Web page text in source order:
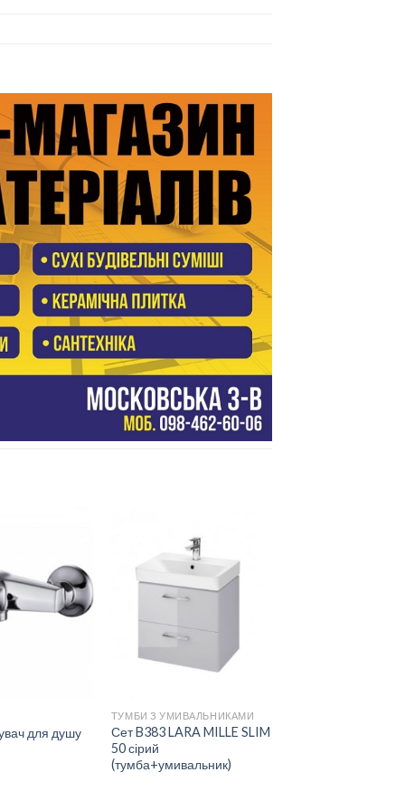
ДОДАТИ
для душу
ДОДАТИ
ТУМБИ З УМИВАЛЬНИКАМИ
Сет B383 LARA MILLE SLIM
50 сірий
(тумба+умивальник)